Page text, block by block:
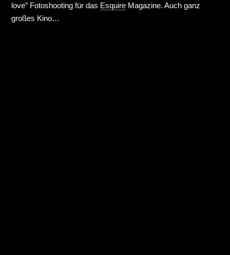
love” Fotoshooting für das Esquire Magazine. Auch ganz
großes Kino…